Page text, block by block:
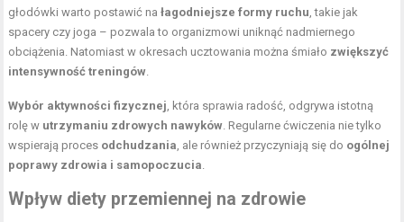
głodówki warto postawić nałagodniejsze formy ruchu , takie jak
spacery czy joga – pozwala to organizmowi uniknąć nadmiernego
obciążenia. Natomiast w okresach ucztowania można śmiało zwiększyć
intensywność treningów
Wybór aktywności fizycznej , która sprawia radość, odgrywa istotną
rolę w utrzymaniu zdrowych nawyków . Regularne ćwiczenia nie tylko
wspierają proces odchudzania , ale również przyczyniają się do ogólnej
poprawy zdrowia i samopoczucia
Wpływ diety przemiennej na zdrowie